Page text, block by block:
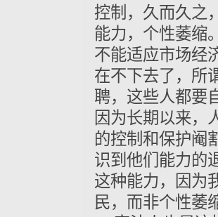
控制，久而久之
能力，个性萎缩
不能适应市场经
在不下去了，所
聘，这些人都要
因为长期以来，
的控制和保护阉
识到他们能力的
这种能力，因为
民，而非个性萎